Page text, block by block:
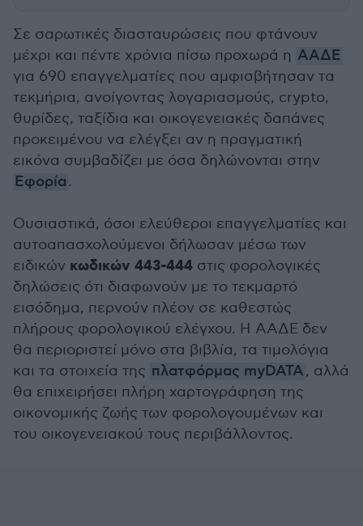
Σε σαρωτικές διασταυρώσεις που φτάνουν
μέχρι και πέντε χρόνια πίσω προχωρά η ΑΑΔΕ
για 690 επαγγελματίες που αμφισβήτησαν τα
τεκμήρια, ανοίγοντας λογαριασμούς, crypto,
θυρίδες, ταξίδια και οικογενειακές δαπάνες
προκειμένου να ελέγξει αν η πραγματική
εικόνα συμβαδίζει με όσα δηλώνονται στην
Εφορία.
Ουσιαστικά, όσοι ελεύθεροι επαγγελματίες και
αυτοαπασχολούμενοι δήλωσαν μέσω των
ειδικών κωδικών 443-444 στις φορολογικές
δηλώσεις ότι διαφωνούν με το τεκμαρτό
εισόδημα, περνούν πλέον σε καθεστώς
πλήρους φορολογικού ελέγχου. Η ΑΑΔΕ δεν
θα περιοριστεί μόνο στα βιβλία, τα τιμολόγια
και τα στοιχεία της πλατφόρμας myDATA, αλλά
θα επιχειρήσει πλήρη χαρτογράφηση της
οικονομικής ζωής των φορολογουμένων και
του οικογενειακού τους περιβάλλοντος.